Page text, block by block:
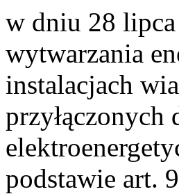
w dniu 28 lipca
wytwarzania
instalacjach
przyłączonych
podstawie art.